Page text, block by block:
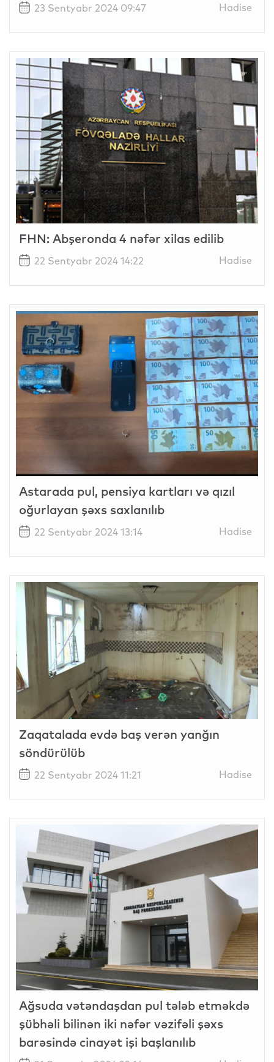
23 Sentyabr 2024 09:47 Hadise
FHN: Abşeronda 4 nəfər xilas edilib
22 Sentyabr 2024 14:22 Hadise
Astarada pul, pensiya kartları və qızıl
oğurlayan şəxs saxlanılıb
22 Sentyabr 2024 13:14 Hadise
Zaqatalada evdə baş verən yanğın
söndürülüb
22 Sentyabr 2024 11:21 Hadise
Ağsuda vətəndaşdan pul tələb etməkdə
şübhəli bilinən iki nəfər vəzifəli şəxs
barəsində cinayət işi başlanılıb